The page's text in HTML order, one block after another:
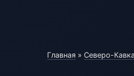
Главная » Северо-